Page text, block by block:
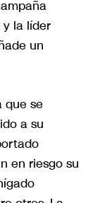
y la líder
un
que se
a su
en riesgo su